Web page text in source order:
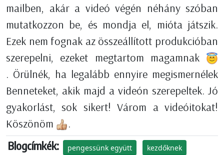
mailben, akár a videó végén néhány szóban
mutatkozzon be, és mondja el, mióta játszik.
Ezek nem fognak az összeállított produkcióban
szerepelni, ezeket megtartom magamnak
. Örülnék, ha legalább ennyire megismernélek
Benneteket, akik majd a videón szerepeltek. Jó
gyakorlást, sok sikert! Várom a videóitokat!
Köszönöm
.
Blogcímkék: pengessünk együtt kezdőknek